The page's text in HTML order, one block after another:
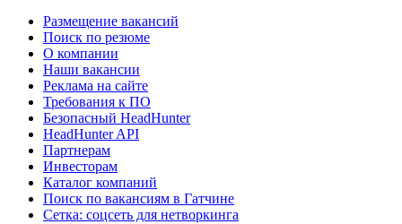
Размещение вакансий
Поиск по резюме
О компании
Наши вакансии
Реклама на сайте
Требования к ПО
Безопасный HeadHunter
HeadHunter API
Партнерам
Инвесторам
Каталог компаний
Поиск по вакансиям в Гатчине
Сетка: соцсеть для нетворкинга